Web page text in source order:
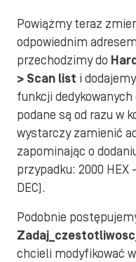
Powiążmy teraz
odpowiednim
przechodzimy do
> Scan list i
funkcji
podane są od razu w
wystarczy zamienić
zapominając o
przypadku: 2000 HEX
DEC).
Podobnie
chcieli modyfikować